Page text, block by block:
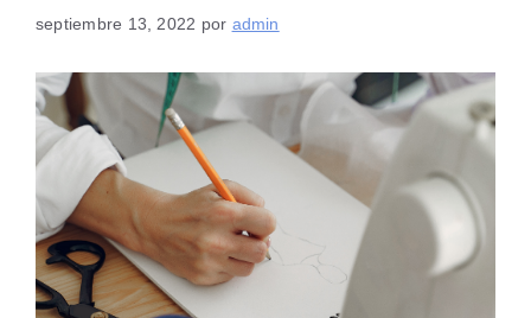
septiembre 13, 2022 por admin